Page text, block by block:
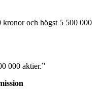
kronor och högst 5 500 000
000 aktier.”